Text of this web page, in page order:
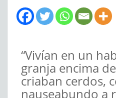
“Vivían en un
granja encima
criaban cerdos,
nauseabundo a